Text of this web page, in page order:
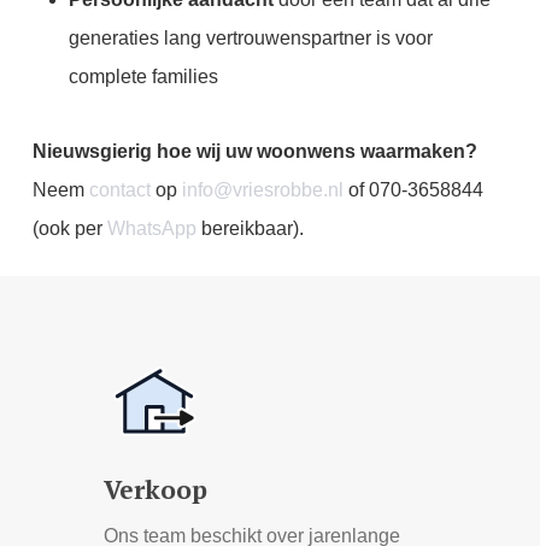
generaties lang vertrouwenspartner is voor
complete families
Nieuwsgierig hoe wij uw woonwens waarmaken?
Neem contactop info@vriesrobbe.nl of 070-3658844
(ook per WhatsApp bereikbaar).
Verkoop
Ons team beschikt over jarenlange